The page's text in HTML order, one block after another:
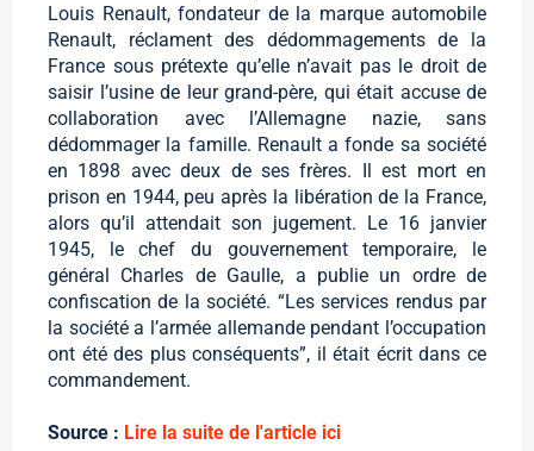
Louis Renault, fondateur de la marque automobile
Renault, réclament des dédommagements de la
France sous prétexte qu’elle n’avait pas le droit de
saisir l’usine de leur grand-père, qui était accuse de
collaboration avec l’Allemagne nazie, sans
dédommager la famille. Renault a fonde sa société
en 1898 avec deux de ses frères. Il est mort en
prison en 1944, peu après la libération de la France,
alors qu’il attendait son jugement. Le 16 janvier
1945, le chef du gouvernement temporaire, le
général Charles de Gaulle, a publie un ordre de
confiscation de la société. “Les services rendus par
la société a l’armée allemande pendant l’occupation
ont été des plus conséquents”, il était écrit dans ce
commandement.
Source : Lire la suite de l'article ici